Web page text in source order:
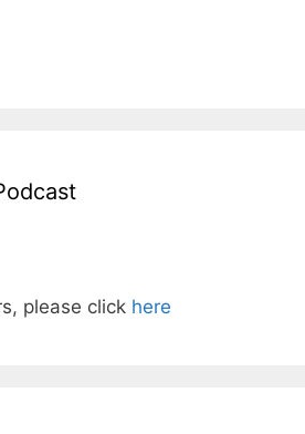
please click here